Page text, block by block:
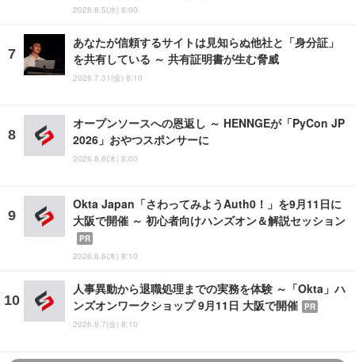
2026.8.5(水) 8:00
あなたが信頼するサイトは見知らぬ他社と「身分証」
を共有している ～ 共有証明書が生む脅威
2026.7.31(金) 8:10
オープンソースへの恩返し ～ HENNGEが「PyCon JP
2026」おやつスポンサーに
2026.8.6(木) 8:00
Okta Japan「さわってみようAuth0！」を9月11日に
大阪で開催 ～ 初心者向けハンズオン＆解説セッション
PR
2026.8.6(木) 8:10
人事異動から退職処理までの実務を体験 ～「Okta」ハ
ンズオンワークショップ 9月11日 大阪で開催 PR
2026.8.7(金) 8:10